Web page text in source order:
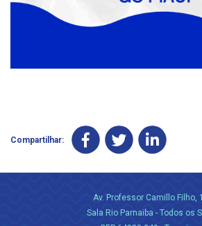
Compartilhar:
Av. Professor Camillo Filho,
Sala Rio Parnaiba - Todos os